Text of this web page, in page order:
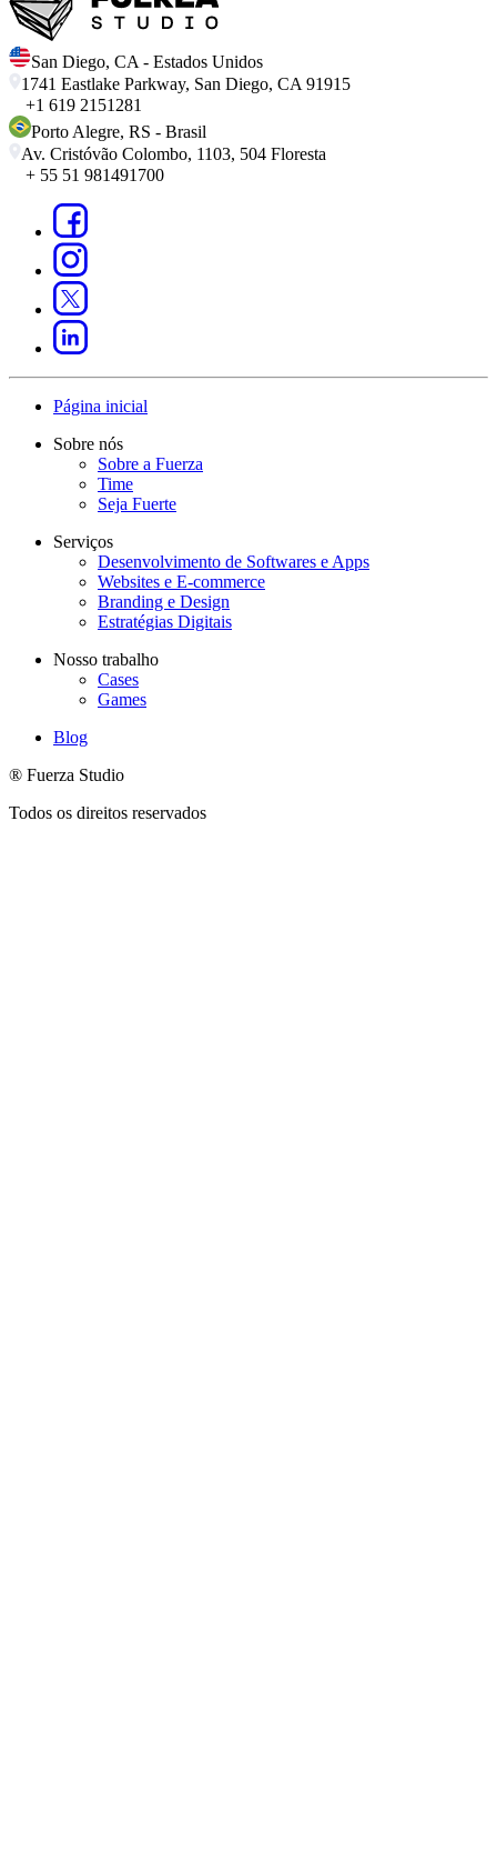
San Diego, CA - Estados Unidos
1741 Eastlake Parkway, San Diego, CA 91915
+1 619 2151281
Porto Alegre, RS - Brasil
Av. Cristóvão Colombo, 1103, 504 Floresta
+ 55 51 981491700
Página inicial
Sobre nós
Sobre a Fuerza
Time
Seja Fuerte
Serviços
Desenvolvimento de Softwares e Apps
Websites e E-commerce
Branding e Design
Estratégias Digitais
Nosso trabalho
Cases
Games
Blog
® Fuerza Studio
Todos os direitos reservados